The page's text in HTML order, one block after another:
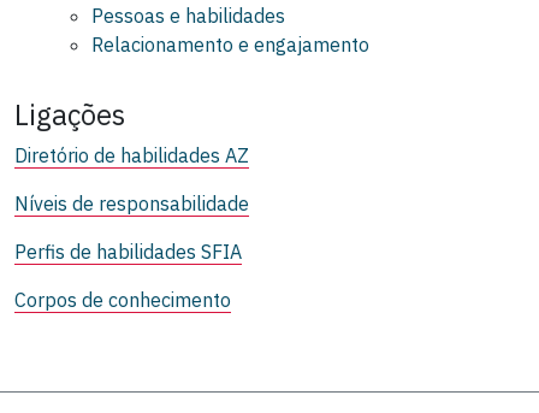
Pessoas e habilidades
Relacionamento e engajamento
Ligações
Diretório de habilidades AZ
Níveis de responsabilidade
Perfis de habilidades SFIA
Corpos de conhecimento